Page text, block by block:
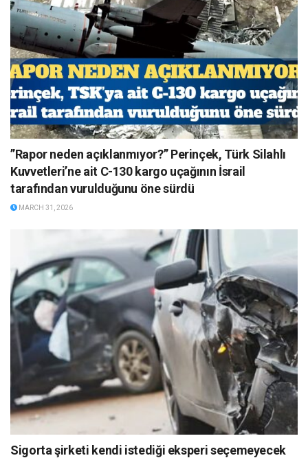
”Rapor neden açıklanmıyor?” Perinçek, Türk Silahlı
Kuvvetleri’ne ait C-130 kargo uçağının İsrail
tarafından vurulduğunu öne sürdü
MARCH 31, 2026
Sigorta şirketi kendi istediği eksperi seçemeyecek